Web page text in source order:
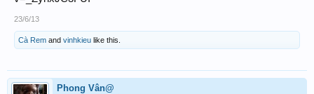
23/6/13
Cà Rem and vinhkieu like this.
Phong Vân@